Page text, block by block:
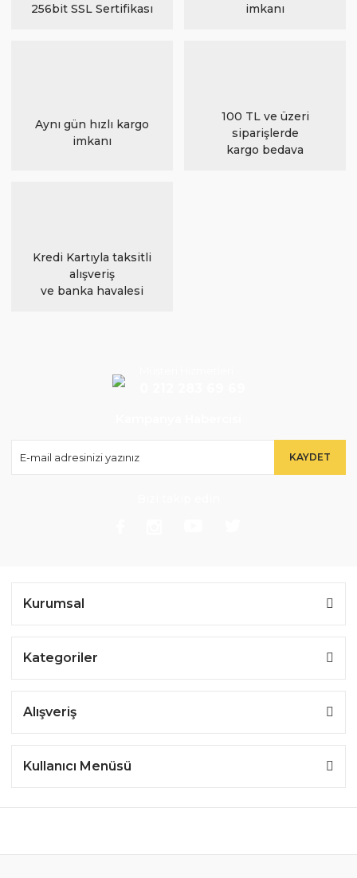
256bit SSL Sertifikası
imkanı
Aynı gün hızlı kargo
imkanı
100 TL ve üzeri
siparişlerde
kargo bedava
Kredi Kartıyla taksitli
alışveriş
ve banka havalesi
KAYDET
Kurumsal
Kategoriler
Alışveriş
Kullanıcı Menüsü